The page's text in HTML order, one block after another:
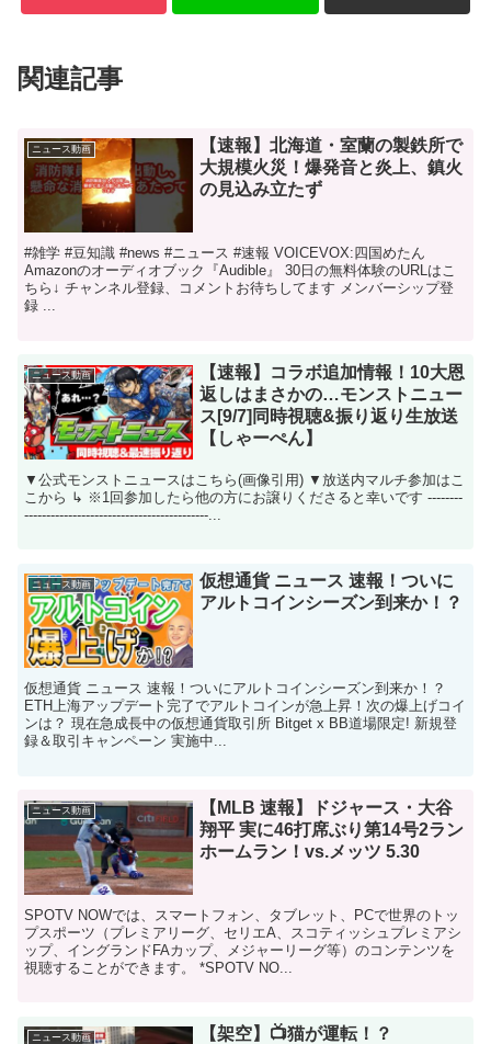
関連記事
ニュース動画
【速報】北海道・室蘭の製鉄所で
大規模火災！爆発音と炎上、鎮火
の見込み立たず
#雑学 #豆知識 #news #ニュース #速報 VOICEVOX:四国めたん
Amazonのオーディオブック『Audible』 30日の無料体験のURLはこ
ちら↓ チャンネル登録、コメントお待ちしてます メンバーシップ登
録 ...
ニュース動画
【速報】コラボ追加情報！10大恩
返しはまさかの…モンストニュー
ス[9/7]同時視聴&振り返り生放送
【しゃーぺん】
▼公式モンストニュースはこちら(画像引用) ▼放送内マルチ参加はこ
こから ↳ ※1回参加したら他の方にお譲りくださると幸いです --------
------------------------------------------...
ニュース動画
仮想通貨 ニュース 速報！ついに
アルトコインシーズン到来か！？
仮想通貨 ニュース 速報！ついにアルトコインシーズン到来か！？
ETH上海アップデート完了でアルトコインが急上昇！次の爆上げコイ
ンは？ 現在急成長中の仮想通貨取引所 Bitget x BB道場限定! 新規登
録＆取引キャンペーン 実施中...
ニュース動画
【MLB 速報】ドジャース・大谷
翔平 実に46打席ぶり第14号2ラン
ホームラン！vs.メッツ 5.30
SPOTV NOWでは、スマートフォン、タブレット、PCで世界のトッ
プスポーツ（プレミアリーグ、セリエA、スコティッシュプレミアシ
ップ、イングランドFAカップ、メジャーリーグ等）のコンテンツを
視聴することができます。 *SPOTV NO...
ニュース動画
【架空】📺猫が運転！？